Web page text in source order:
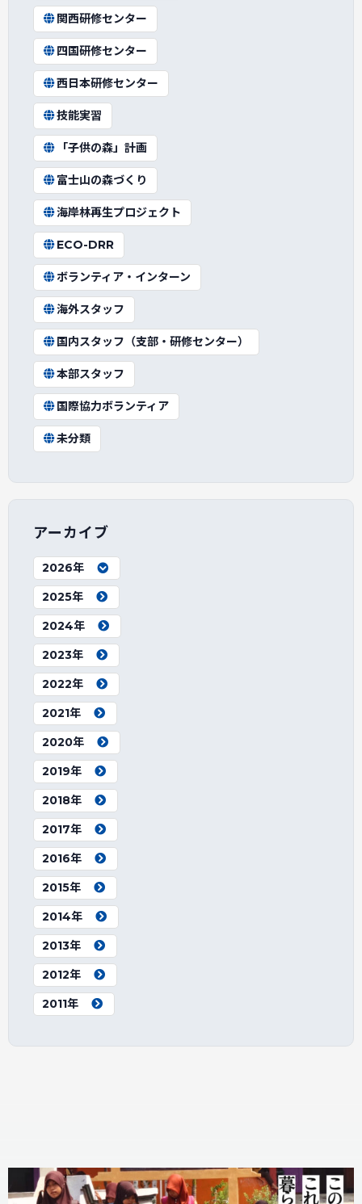
関西研修センター
四国研修センター
西日本研修センター
技能実習
「子供の森」計画
富士山の森づくり
海岸林再生プロジェクト
ECO-DRR
ボランティア・インターン
海外スタッフ
国内スタッフ（支部・研修センター）
本部スタッフ
国際協力ボランティア
未分類
アーカイブ
2026年
2025年
2024年
2023年
2022年
2021年
2020年
2019年
2018年
2017年
2016年
2015年
2014年
2013年
2012年
2011年